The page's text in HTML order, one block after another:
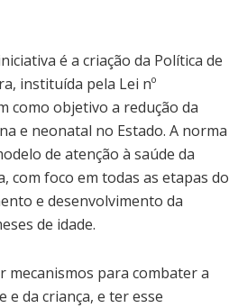
é a criação da Política de
instituída pela Lei nº
como objetivo a redução da
e neonatal no Estado. A norma
de atenção à saúde da
com foco em todas as etapas do
e desenvolvimento da
de idade.
mecanismos para combater a
e da criança, e ter esse